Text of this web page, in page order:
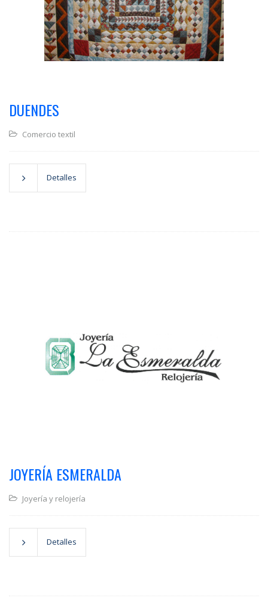
DUENDES
Comercio textil
Detalles
JOYERÍA ESMERALDA
Joyería y relojería
Detalles